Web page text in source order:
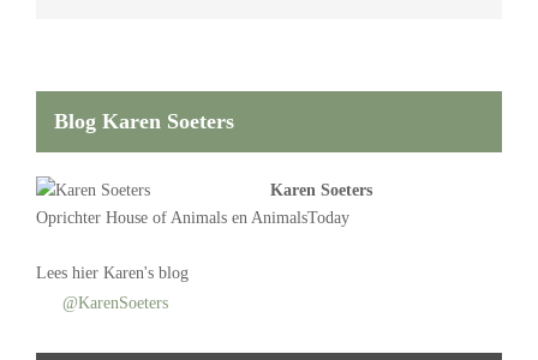
Blog Karen Soeters
Karen Soeters
Oprichter House of Animals en AnimalsToday
Lees hier Karen's blog
@KarenSoeters